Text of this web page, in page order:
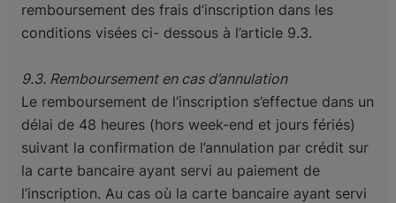
remboursement des frais d’inscription dans les
conditions visées ci- dessous à l’article 9.3.
9.3. Remboursement en cas d’annulation
Le remboursement de l’inscription s’effectue dans un
délai de 48 heures (hors week-end et jours fériés)
suivant la confirmation de l’annulation par crédit sur
la carte bancaire ayant servi au paiement de
l’inscription. Au cas où la carte bancaire ayant servi